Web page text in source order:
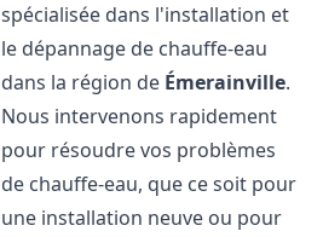
spécialisée dans l'installation et
le dépannage de chauffe-eau
dans la région de Émerainville.
Nous intervenons rapidement
pour résoudre vos problèmes
de chauffe-eau, que ce soit pour
une installation neuve ou pour